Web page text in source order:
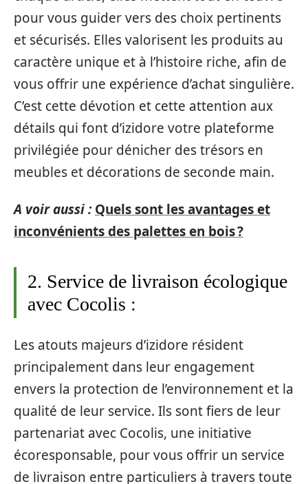
pour vous guider vers des choix pertinents
et sécurisés. Elles valorisent les produits au
caractère unique et à l’histoire riche, afin de
vous offrir une expérience d’achat singulière.
C’est cette dévotion et cette attention aux
détails qui font d’izidore votre plateforme
privilégiée pour dénicher des trésors en
meubles et décorations de seconde main.
A voir aussi : Quels sont les avantages et
inconvénients des palettes en bois ?
2. Service de livraison écologique
avec Cocolis :
Les atouts majeurs d’izidore résident
principalement dans leur engagement
envers la protection de l’environnement et la
qualité de leur service. Ils sont fiers de leur
partenariat avec Cocolis, une initiative
écoresponsable, pour vous offrir un service
de livraison entre particuliers à travers toute